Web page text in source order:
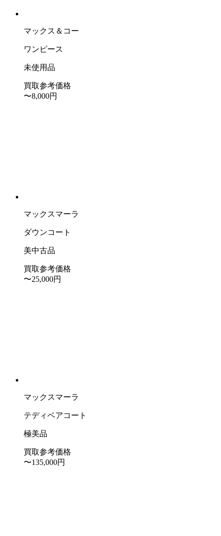
マックス＆コー
ワンピース
未使用品
買取参考価格
〜8,000円
マックスマーラ
ダウンコート
美中古品
買取参考価格
〜25,000円
マックスマーラ
テディベアコート
極美品
買取参考価格
〜135,000円